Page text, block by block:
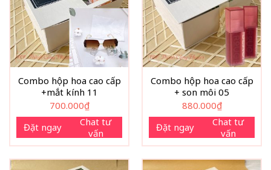
Combo hộp hoa cao cấp
+mắt kính 11
700.000₫
Đặt ngay
Chat tư
vấn
Combo hộp hoa cao cấp
+ son môi 05
880.000₫
Đặt ngay
Chat tư
vấn